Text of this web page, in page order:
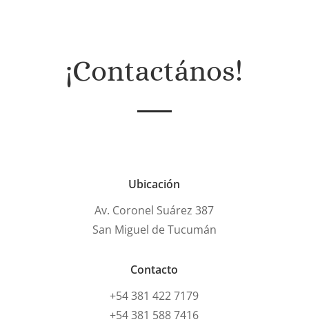
¡Contactános!
Ubicación
Av. Coronel Suárez 387
San Miguel de Tucumán
Contacto
+54 381 422 7179
+54 381 588 7416